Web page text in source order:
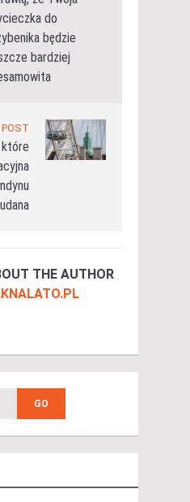
do
będzie
bardziej
które
THE AUTHOR